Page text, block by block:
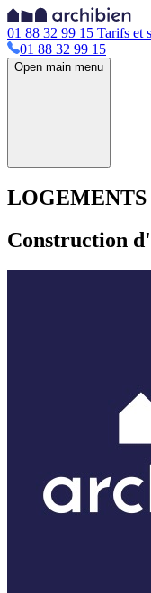
01 88 32 99 15 Tarifs et
01 88 32 99 15
Open main menu
Construction